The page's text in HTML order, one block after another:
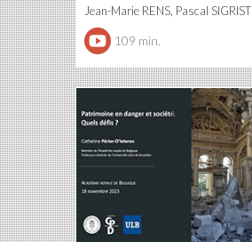
Jean-Marie RENS, Pascal SIGRIST
109 min.